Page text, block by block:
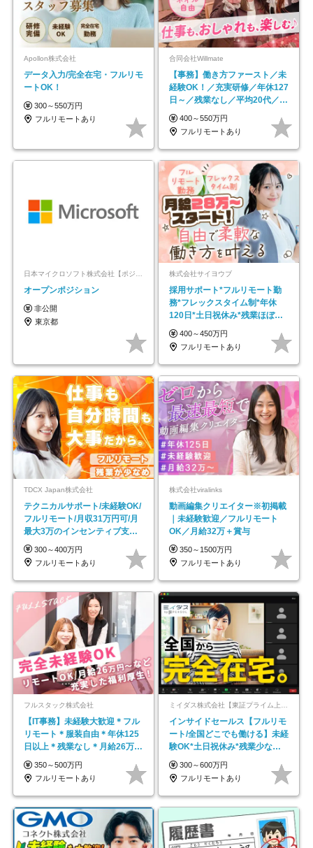
Apollon株式会社
データ入力/完全在宅・フルリモ
ートOK！
300～550万円
フルリモートあり
合同会社Willmate
【事務】働き方ファースト／未
経験OK！／充実研修／年休127
日～／残業なし／平均20代／リ
モートOK
400～550万円
フルリモートあり
日本マイクロソフト株式会社【ポジションマッチ登録】
オープンポジション
非公開
東京都
株式会社サイヨウブ
採用サポート*フルリモート勤
務*フレックスタイム制*年休
120日*土日祝休み*残業ほぼな
し*育児中社員8割以上
400～450万円
フルリモートあり
TDCX Japan株式会社
テクニカルサポート/未経験OK/
フルリモート/月収31万円可/月
最大3万のインセンティブ支給/
平均年齢33歳
300～400万円
フルリモートあり
株式会社viralinks
動画編集クリエイター※初掲載
｜未経験歓迎／フルリモート
OK／月給32万＋賞与
350～1500万円
フルリモートあり
フルスタック株式会社
【IT事務】未経験大歓迎＊フル
リモート＊服装自由＊年休125
日以上＊残業なし＊月給26万円
以上
350～500万円
フルリモートあり
ミイダス株式会社【東証プライム上場パーソルグループ】
インサイドセールス【フルリモ
ート/全国どこでも働ける】未経
験OK*土日祝休み*残業少なめ*
在宅勤務手当あり
300～600万円
フルリモートあり